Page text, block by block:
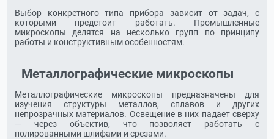
Выбор конкретного типа прибора зависит от задач, с
которыми предстоит работать. Промышленные
микроскопы делятся на несколько групп по принципу
работы и конструктивным особенностям.
Металлографические микроскопы
Металлографические микроскопы предназначены для
изучения структуры металлов, сплавов и других
непрозрачных материалов. Освещение в них падает сверху
— через объектив, что позволяет работать с
полированными шлифами и срезами.